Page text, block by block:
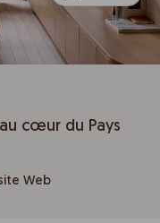
cœur du Pays
Web